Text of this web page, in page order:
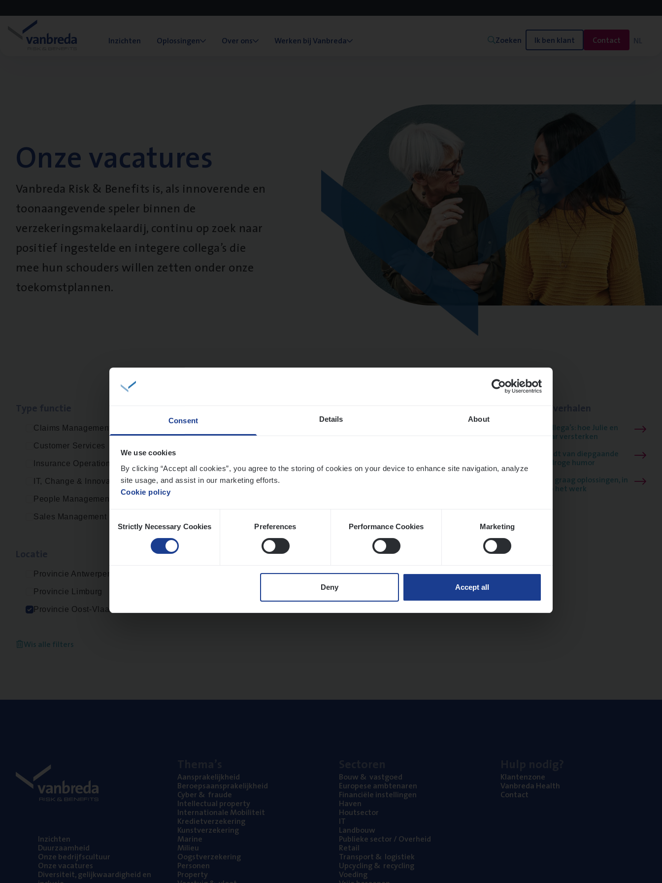
Consent Details About
We use cookies
By clicking “Accept all cookies”, you agree to the storing of cookies on your device to enhance site navigation, analyze
site usage, and assist in our marketing efforts.
Cookie policy
Selection
Strictly Necessary Cookies Preferences Performance Cookies Marketing
Deny Accept all
Inzichten Oplossingen Over ons Werken bij Vanbreda Zoeken Ik ben klant Contact NL
Onze vacatures
Vanbreda Risk & Benefits is, als innoverende en
toonaangevende speler binnen de
verzekeringsmakelaardij, continu op zoek naar
positief ingestelde en integere collega’s die
mee hun schouders willen zetten onder onze
toekomstplannen.
Claims Management
Customer Services
Insurance Operations
IT, Change & Innovation
People Management
Sales Management
Provincie Antwerpen
Provincie Limburg
Provincie Oost-Vlaanderen
Wis alle filters
Meer dan collega’s: hoe Julie en
Aurélie elkaar versterken
Mathias houdt van diepgaande
dossiers én droge humor
Thalia zoekt graag oplossingen, in
games én op het werk
Inzich­ten
Duur­zaam­heid
Onze bedrijfs­cul­tuur
Onze vaca­tu­res
Diver­si­teit, gelijk­waar­dig­heid en
Aan­spra­ke­lijk­heid
Beroeps­aan­spra­ke­lijk­heid
Cyber& fraude
Intel­lec­tu­al property
Inter­na­ti­o­na­le Mobiliteit
Kre­diet­ver­ze­ke­ring
Kunst­ver­ze­ke­ring
Mari­ne
Mili­eu
Oogst­ver­ze­ke­ring
Per­so­nen
Pro­per­ty
Bouw& vastgoed
Euro­pe­se ambtenaren
Finan­ci­ë­le instellingen
Haven
Hout­sec­tor
IT
Land­bouw
Publie­ke sec­tor / Overheid
Retail
Trans­port& logistiek
Upcy­cling& recycling
Voe­ding
Klan­ten­zo­ne
Van­b­re­da Health
Con­tact